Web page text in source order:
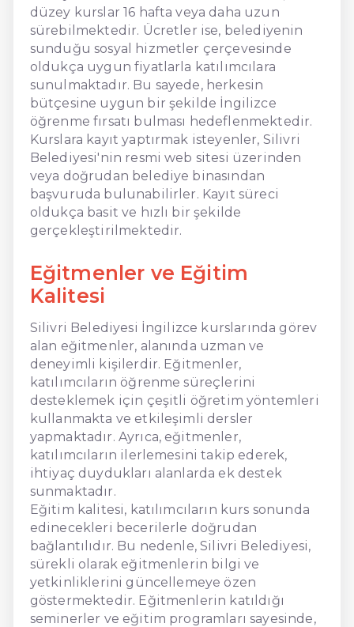
düzey kurslar 16 hafta veya daha uzun
sürebilmektedir. Ücretler ise, belediyenin
sunduğu sosyal hizmetler çerçevesinde
oldukça uygun fiyatlarla katılımcılara
sunulmaktadır. Bu sayede, herkesin
bütçesine uygun bir şekilde İngilizce
öğrenme fırsatı bulması hedeflenmektedir.
Kurslara kayıt yaptırmak isteyenler, Silivri
Belediyesi'nin resmi web sitesi üzerinden
veya doğrudan belediye binasından
başvuruda bulunabilirler. Kayıt süreci
oldukça basit ve hızlı bir şekilde
gerçekleştirilmektedir.
Eğitmenler ve Eğitim
Kalitesi
Silivri Belediyesi İngilizce kurslarında görev
alan eğitmenler, alanında uzman ve
deneyimli kişilerdir. Eğitmenler,
katılımcıların öğrenme süreçlerini
desteklemek için çeşitli öğretim yöntemleri
kullanmakta ve etkileşimli dersler
yapmaktadır. Ayrıca, eğitmenler,
katılımcıların ilerlemesini takip ederek,
ihtiyaç duydukları alanlarda ek destek
sunmaktadır.
Eğitim kalitesi, katılımcıların kurs sonunda
edinecekleri becerilerle doğrudan
bağlantılıdır. Bu nedenle, Silivri Belediyesi,
sürekli olarak eğitmenlerin bilgi ve
yetkinliklerini güncellemeye özen
göstermektedir. Eğitmenlerin katıldığı
seminerler ve eğitim programları sayesinde,